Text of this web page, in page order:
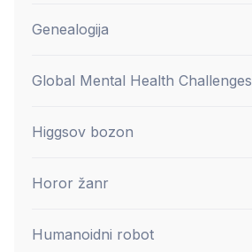
Genealogija
Global Mental Health Challenges
Higgsov bozon
Horor žanr
Humanoidni robot